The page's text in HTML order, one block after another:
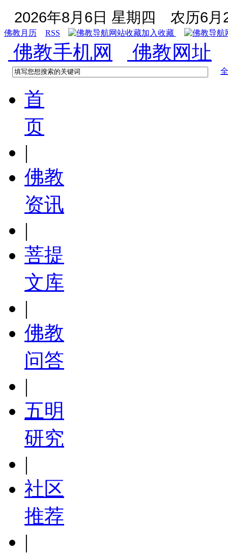
2026年8月6日 星期四 农历6月
佛教月历 RSS 加入收藏
佛教手机网 佛教网址
首
页
|
佛教
资讯
|
菩提
文库
|
佛教
问答
|
五明
研究
|
社区
推荐
|